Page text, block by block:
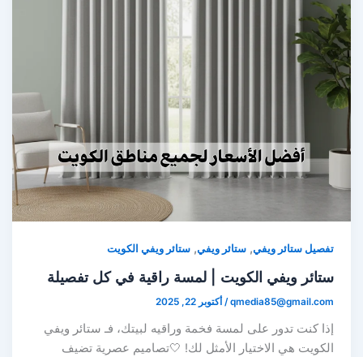
تفصيل ستائر ويفي,ستائر ويفي,ستائر ويفي الكويت
ستائر ويفي الكويت | لمسة راقية في كل تفصيلة
qmedia85@gmail.com
/ أكتوبر 22, 2025
إذا كنت تدور على لمسة فخمة وراقيه لبيتك، فـ ستائر ويفي
الكويت هي الاختيار الأمثل لك! 🤍تصاميم عصرية تضيف